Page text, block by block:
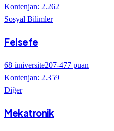
Kontenjan: 2.262
Sosyal Bilimler
Felsefe
68 üniversite207-477 puan
Kontenjan: 2.359
Diğer
Mekatronik